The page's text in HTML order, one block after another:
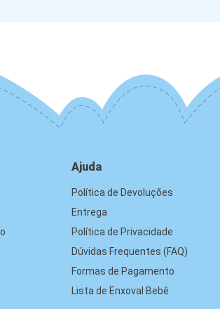
Ajuda
Política de Devoluções
Entrega
Política de Privacidade
Dúvidas Frequentes (FAQ)
Formas de Pagamento
Lista de Enxoval Bebê